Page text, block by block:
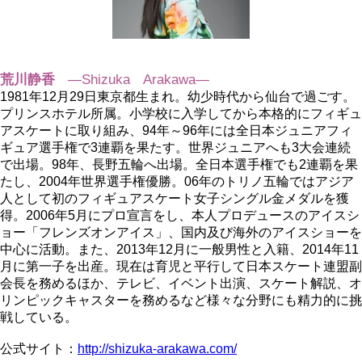
荒川静香 ―Shizuka Arakawa―
1981年12月29日東京都生まれ。幼少時代から仙台で過ごす。
プリンスホテル所属。小学校に入学してから本格的にフィギュ
アスケートに取り組み、94年～96年には全日本ジュニアフィ
ギュア選手権で3連覇を果たす。世界ジュニアへも3大会連続
で出場。98年、長野五輪へ出場。全日本選手権でも2連覇を果
たし、2004年世界選手権優勝。06年のトリノ五輪ではアジア
人として初のフィギュアスケート女子シングル金メダルを獲
得。2006年5月にプロ宣言をし、本人プロデュースのアイスシ
ョー「フレンズオンアイス」、国内及び海外のアイスショーを
中心に活動。また、2013年12月に一般男性と入籍、2014年11
月に第一子を出産。現在は育児と平行して日本スケート連盟副
会長を務めるほか、テレビ、イベント出演、スケート解説、オ
リンピックキャスターを務めるなど様々な分野にも精力的に挑
戦している。
公式サイト： http://shizuka-arakawa.com/